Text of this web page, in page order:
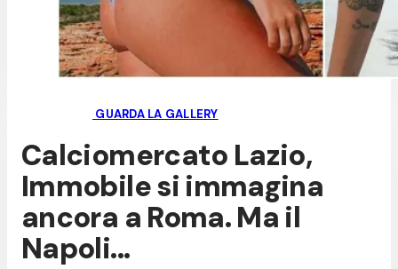
GUARDA LA GALLERY
Calciomercato Lazio,
Immobile si immagina
ancora a Roma. Ma il
Napoli...